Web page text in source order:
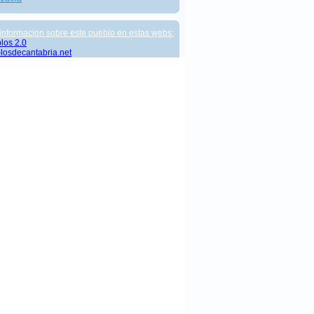
sobre este pueblo en estas webs:
2.0